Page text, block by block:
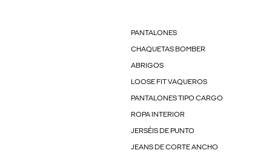
PANTALONES
CHAQUETAS BOMBER
ABRIGOS
LOOSE FIT VAQUEROS
PANTALONES TIPO CARGO
ROPA INTERIOR
JERSÉIS DE PUNTO
JEANS DE CORTE ANCHO